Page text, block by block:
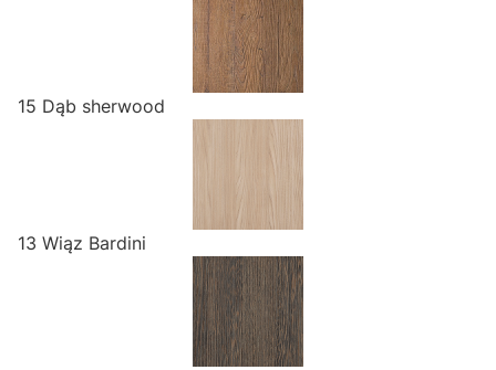
15 Dąb sherwood
13 Wiąz Bardini